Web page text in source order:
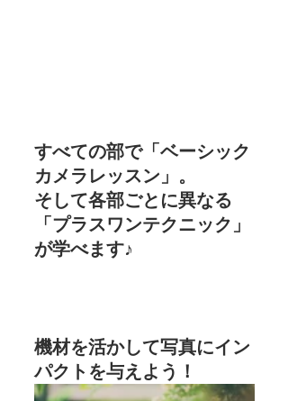
すべての部で「ベーシック
カメラレッスン」。
そして各部ごとに異なる
「プラスワンテクニック」
が学べます♪
機材を活かして写真にイン
パクトを与えよう！